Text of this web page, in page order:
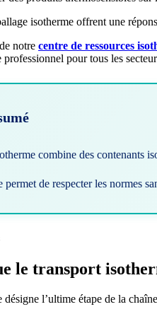
isotherme offrent une
notre centre de ressources
professionnel pour tous les
combine des contenants
permet de respecter les normes
le transport
l’ultime étape de la